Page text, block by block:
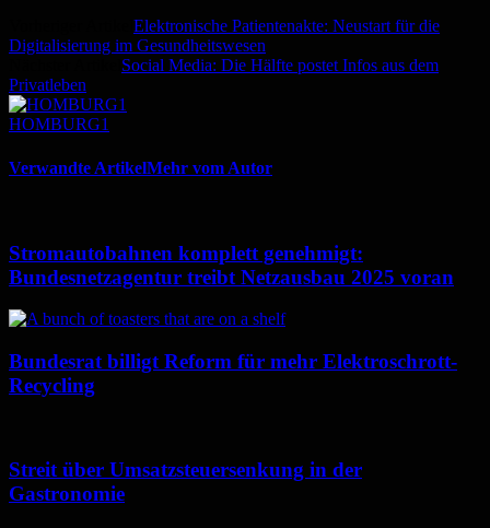
Elektronische Patientenakte: Neustart für die
Digitalisierung im Gesundheitswesen
Social Media: Die Hälfte postet Infos aus dem
Privatleben
HOMBURG1
Verwandte ArtikelMehr vom Autor
Stromautobahnen komplett genehmigt:
Bundesnetzagentur treibt Netzausbau 2025 voran
Bundesrat billigt Reform für mehr Elektroschrott-
Recycling
Streit über Umsatzsteuersenkung in der
Gastronomie